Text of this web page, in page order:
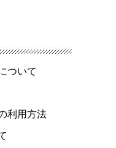
ついて
利用方法